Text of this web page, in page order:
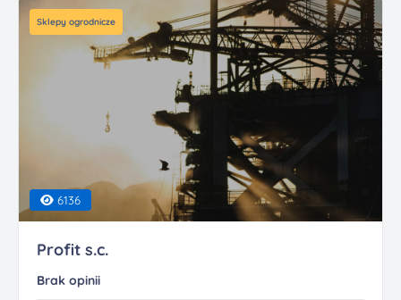
Sklepy ogrodnicze
6136
Profit s.c.
Brak opinii